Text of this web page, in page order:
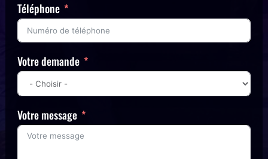
Téléphone
Votre demande
Votre message